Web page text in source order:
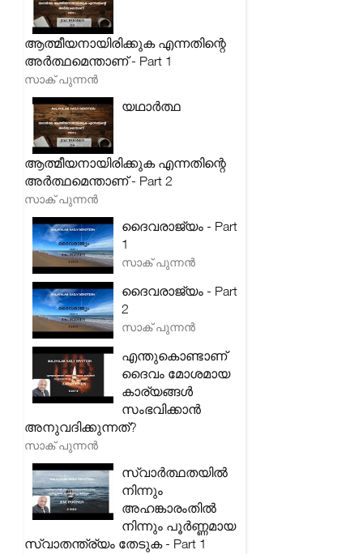
ആത്മീയനായിരിക്കുക എന്നതിന്റെ
അർത്ഥമെന്താണ് - Part 1
സാക് പുന്നൻ
യഥാർത്ഥ
ആത്മീയനായിരിക്കുക എന്നതിന്റെ
അർത്ഥമെന്താണ് - Part 2
സാക് പുന്നൻ
ദൈവരാജ്യം - Part
1
സാക് പുന്നൻ
ദൈവരാജ്യം - Part
2
സാക് പുന്നൻ
എന്തുകൊണ്ടാണ്
ദൈവം മോശമായ
കാര്യങ്ങൾ
സംഭവിക്കാൻ
അനുവദിക്കുന്നത്?
സാക് പുന്നൻ
സ്വാർത്ഥതയിൽ
നിന്നും
അഹങ്കാരംതിൽ
നിന്നും പൂർണ്ണമായ
സ്വാതന്ത്ര്യം തേടുക - Part 1